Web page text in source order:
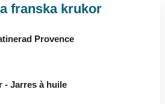
franska krukor
Provence
- Jarres à huile